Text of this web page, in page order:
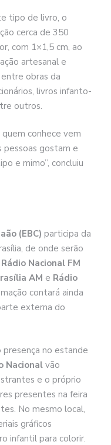
tipo de livro, o
cerca de 350
com 1×1,5 cm, ao
artesanal e
obras da
livros infanto-
outros.
conhece vem
pessoas gostam e
e mimo”, concluiu
(EBC) participa da
de onde serão
Rádio Nacional FM
AM e Rádio
contará ainda
externa do
presença no estande
Nacionalvão
e o próprio
presentes na feira
No mesmo local,
gráficos
infantil para colorir.